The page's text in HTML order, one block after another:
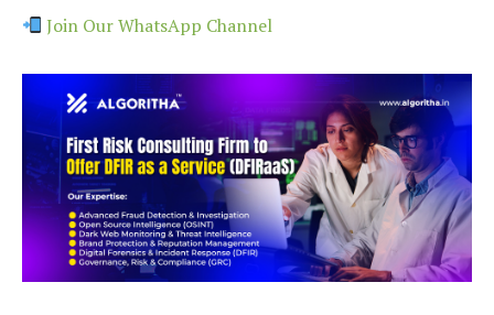
Join Our WhatsApp Channel